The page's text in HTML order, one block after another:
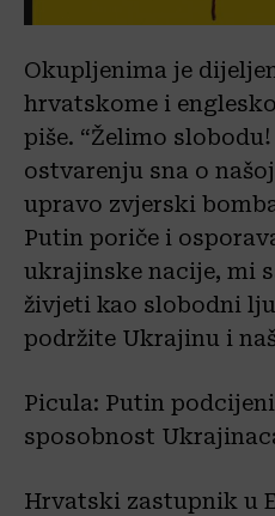
Okupljenima je
hrvatskome i
piše. “Želimo
ostvarenju sna o
upravo zvjerski
Putin poriče i
ukrajinske nacije, mi
živjeti kao slobodni
podržite Ukrajinu i
Picula: Putin
sposobnost
Hrvatski zastupnik u